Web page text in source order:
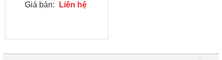
Giá bán: Liên hệ